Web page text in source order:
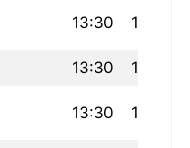
13:30 17:29
13:30 17:28
13:30 17:26